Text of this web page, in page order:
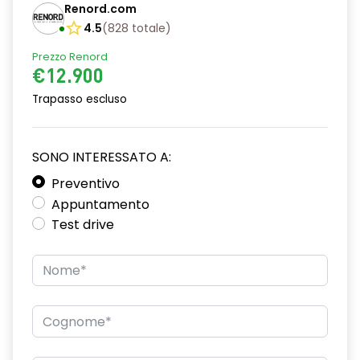
Renord.com
4.5(828 totale)
Prezzo Renord
€12.900
Trapasso escluso
SONO INTERESSATO A:
Preventivo
Appuntamento
Test drive